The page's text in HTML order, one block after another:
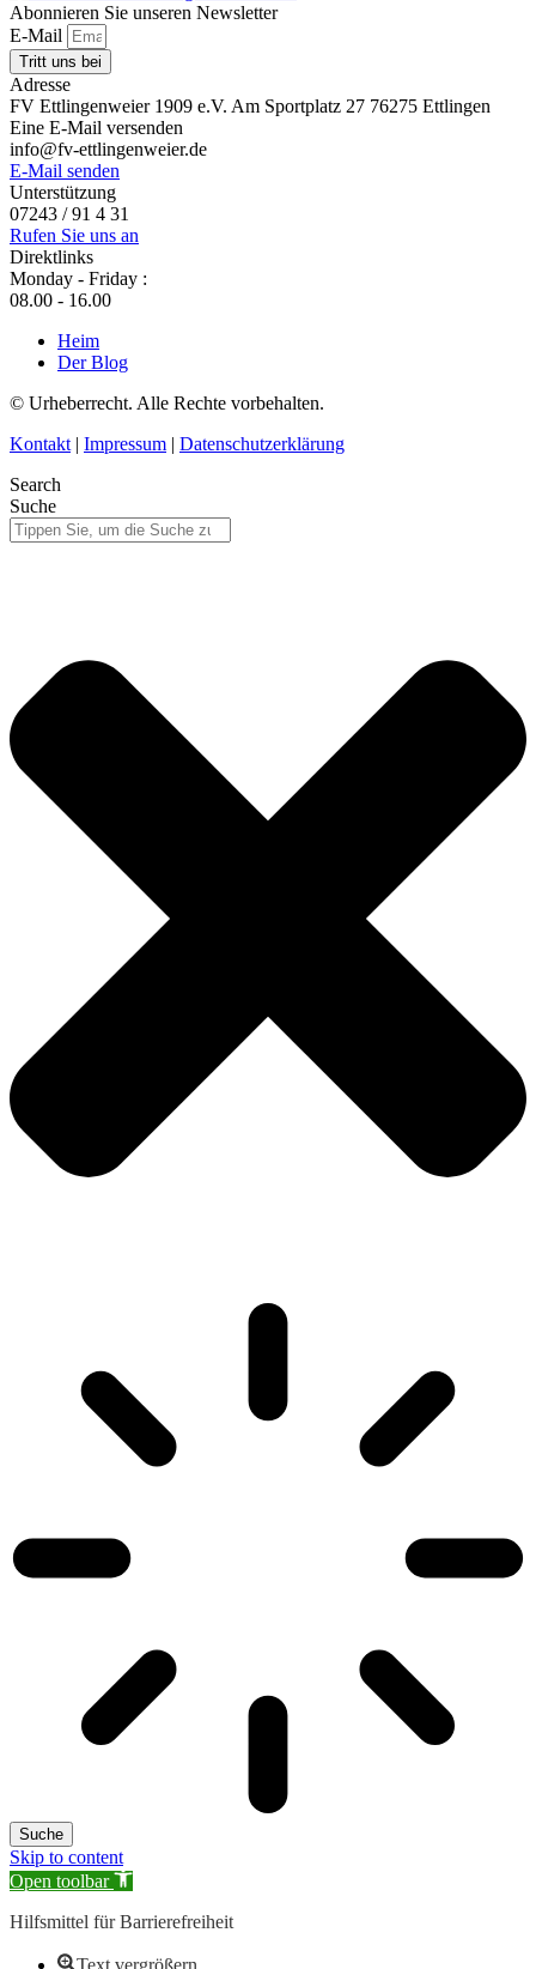
Abonnieren Sie unseren Newsletter
E-Mail
Tritt uns bei
Adresse
FV Ettlingenweier 1909 e.V. Am Sportplatz 27 76275 Ettlingen
Eine E-Mail versenden
info@fv-ettlingenweier.de
E-Mail senden
Unterstützung
07243 / 91 4 31
Rufen Sie uns an
Direktlinks
Monday - Friday :
08.00 - 16.00
Heim
Der Blog
© Urheberrecht. Alle Rechte vorbehalten.
Kontakt | Impressum | Datenschutzerklärung
Search
Suche
Suche
Skip to content
Open toolbar
Hilfsmittel für Barrierefreiheit